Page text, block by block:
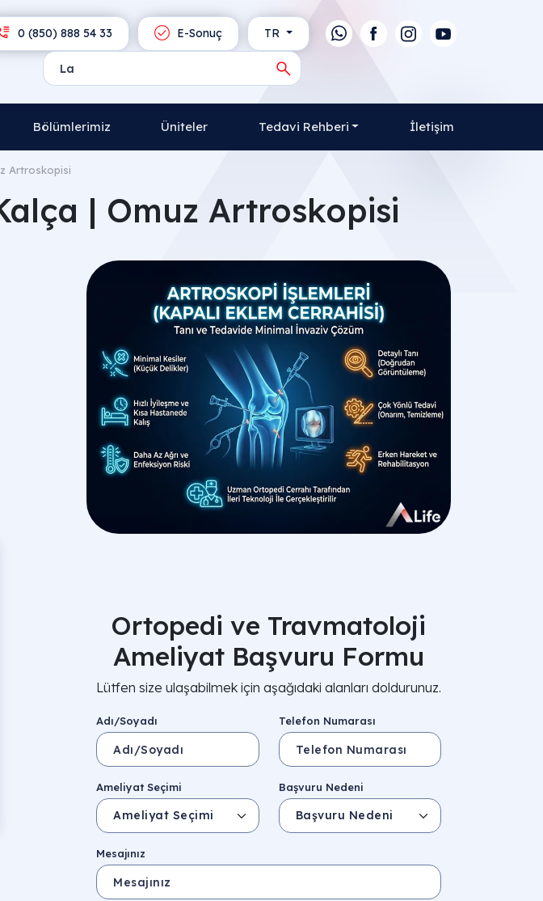
TR
E-Sonuç
0 (850) 888 54 33
Bölümlerimiz Üniteler Tedavi Rehberi İletişim
Artroskopisi
| Omuz Artroskopisi
Ortopedi ve Travmatoloji
Ameliyat Başvuru Formu
Lütfen size ulaşabilmek için aşağıdaki alanları doldurunuz.
Adı/Soyadı Telefon Numarası
Ameliyat Seçimi Başvuru Nedeni
Mesajınız